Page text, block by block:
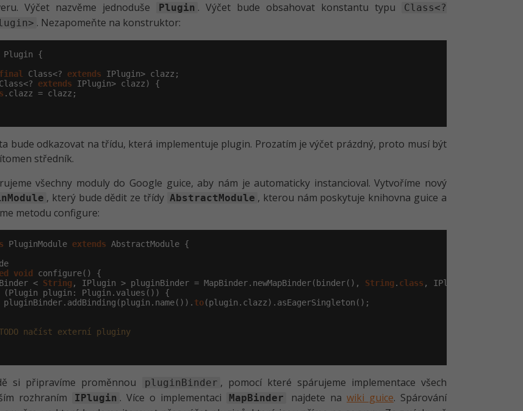
Výčet nazvěme jednoduše
Plugin . Výčet bude obsahovat konstantu typu
Class<?
. Nezapomeňte na konstruktor:
Plugin {
final Class<? extends IPlugin> clazz;
extends IPlugin> clazz) {
.clazz = clazz;
bude odkazovat na třídu, která implementuje plugin. Prozatím je výčet prázdný, proto musí být
středník.
všechny moduly do Google guice, aby nám je automaticky instancioval. Vytvoříme nový
, který bude dědit ze třídy AbstractModule , kterou nám poskytuje knihovna guice a
metodu configure:
PluginModule extends AbstractModule {
void
configure() {
<
String, IPlugin > pluginBinder = MapBinder.newMapBinder(binder(), String. class , IPlugin.
(Plugin plugin: Plugin.values()) {
pluginBinder.addBinding(plugin.name()).
to(plugin.clazz).asEagerSingleton();
načíst externí pluginy
si připravíme proměnnou pluginBinder , pomocí které spárujeme implementace všech
rozhraním
IPlugin . Více o implementaci MapBinder najdete na wiki guice. Spárování